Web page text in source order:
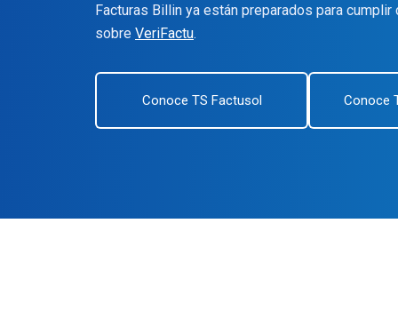
Facturas Billin ya están preparados para cumplir
sobre VeriFactu.
Conoce TS Factusol Conoce